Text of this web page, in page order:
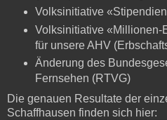
Volksinitiative
Volksinitiative «Millionen-
für unsere AHV
Änderung des
Fernsehen (RTVG)
Die genauen Resultate der
Schaffhausen finden sich hier: